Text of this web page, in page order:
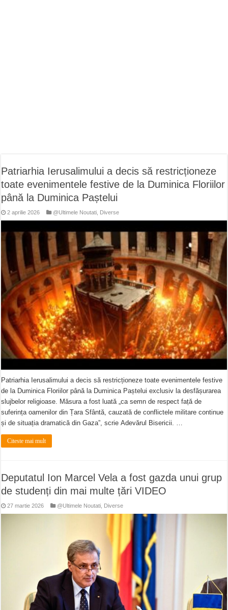
Patriarhia Ierusalimului a decis să restricționeze
toate evenimentele festive de la Duminica Floriilor
până la Duminica Paștelui
2 aprilie 2026 @Ultimele Noutati Diverse
Patriarhia Ierusalimului a decis să restricționeze toate evenimentele festive
de la Duminica Floriilor până la Duminica Paștelui exclusiv la desfășurarea
slujbelor religioase. Măsura a fost luată „ca semn de respect față de
suferința oamenilor din Țara Sfântă, cauzată de conflictele militare continue
și de situația dramatică din Gaza”, scrie Adevărul Bisericii. …
Citeste mai mult
Deputatul Ion Marcel Vela a fost gazda unui grup
de studenți din mai multe țări VIDEO
27 martie 2026 @Ultimele Noutati Diverse